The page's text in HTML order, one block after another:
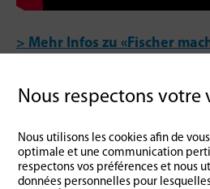
> Mehr Infos zu «Fischer
Retour à l'aperçu
Nous respectons votre
Nous utilisons les cookies afin de
optimale et une communication
respectons vos préférences et nous
données personnelles pour